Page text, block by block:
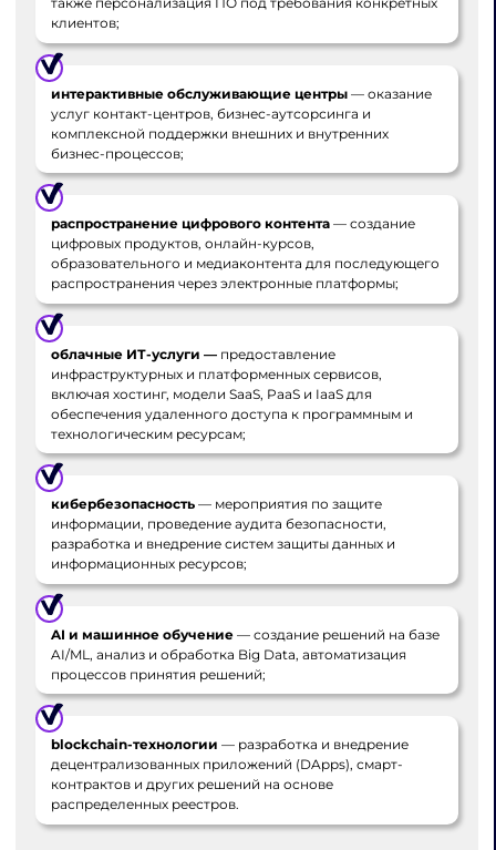
клиентов;
интерактивные обслуживающие центры— оказание
услуг контакт-центров, бизнес-аутсорсинга и
комплексной поддержки внешних и внутренних
бизнес-процессов;
распространение цифрового контента— создание
цифровых продуктов, онлайн-курсов,
образовательного и медиаконтента для последующего
распространения через электронные платформы;
облачные ИТ-услуги — предоставление
инфраструктурных и платформенных сервисов,
включая хостинг, модели SaaS, PaaS и IaaS для
обеспечения удаленного доступа к программным и
технологическим ресурсам;
кибербезопасность— мероприятия по защите
информации, проведение аудита безопасности,
разработка и внедрение систем защиты данных и
информационных ресурсов;
AI и машинное обучение— создание решений на базе
AI/ML, анализ и обработка Big Data, автоматизация
процессов принятия решений;
blockchain-технологии— разработка и внедрение
децентрализованных приложений (DApps), смарт-
контрактов и других решений на основе
распределенных реестров.